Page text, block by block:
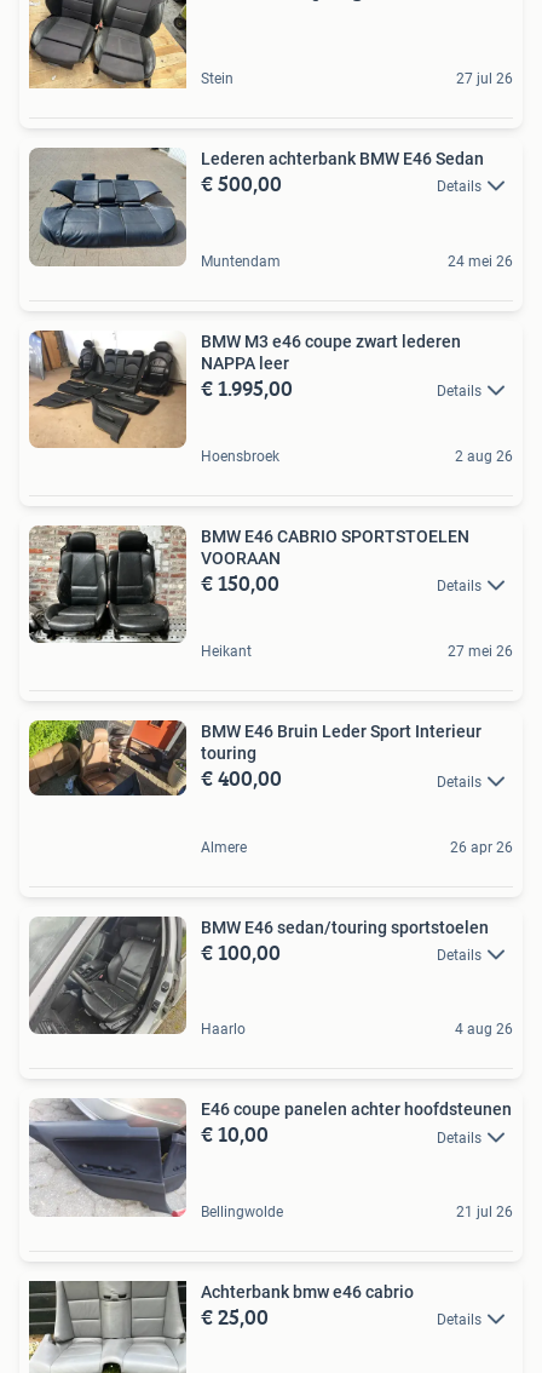
Stein 27 jul 26
Lederen achterbank BMW E46 Sedan
€ 500,00 Details
Muntendam 24 mei 26
BMW M3 e46 coupe zwart lederen
NAPPA leer
€ 1.995,00 Details
Hoensbroek 2 aug 26
BMW E46 CABRIO SPORTSTOELEN
VOORAAN
€ 150,00 Details
Heikant 27 mei 26
BMW E46 Bruin Leder Sport Interieur
touring
€ 400,00 Details
Almere 26 apr 26
BMW E46 sedan/touring sportstoelen
€ 100,00 Details
Haarlo 4 aug 26
E46 coupe panelen achter hoofdsteunen
€ 10,00 Details
Bellingwolde 21 jul 26
Achterbank bmw e46 cabrio
€ 25,00 Details